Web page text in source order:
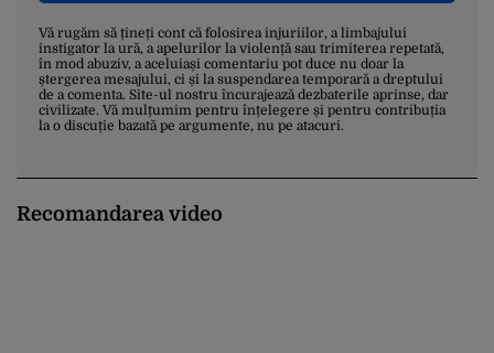
Vă rugăm să țineți cont că folosirea injuriilor, a limbajului
instigator la ură, a apelurilor la violență sau trimiterea repetată,
în mod abuziv, a aceluiași comentariu pot duce nu doar la
ștergerea mesajului, ci și la suspendarea temporară a dreptului
de a comenta. Site-ul nostru încurajează dezbaterile aprinse, dar
civilizate. Vă mulțumim pentru înțelegere și pentru contribuția
la o discuție bazată pe argumente, nu pe atacuri.
Recomandarea video